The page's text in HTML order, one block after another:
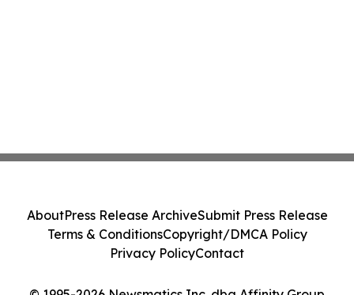
AboutPress Release ArchiveSubmit Press Release
Terms & ConditionsCopyright/DMCA Policy
Privacy PolicyContact